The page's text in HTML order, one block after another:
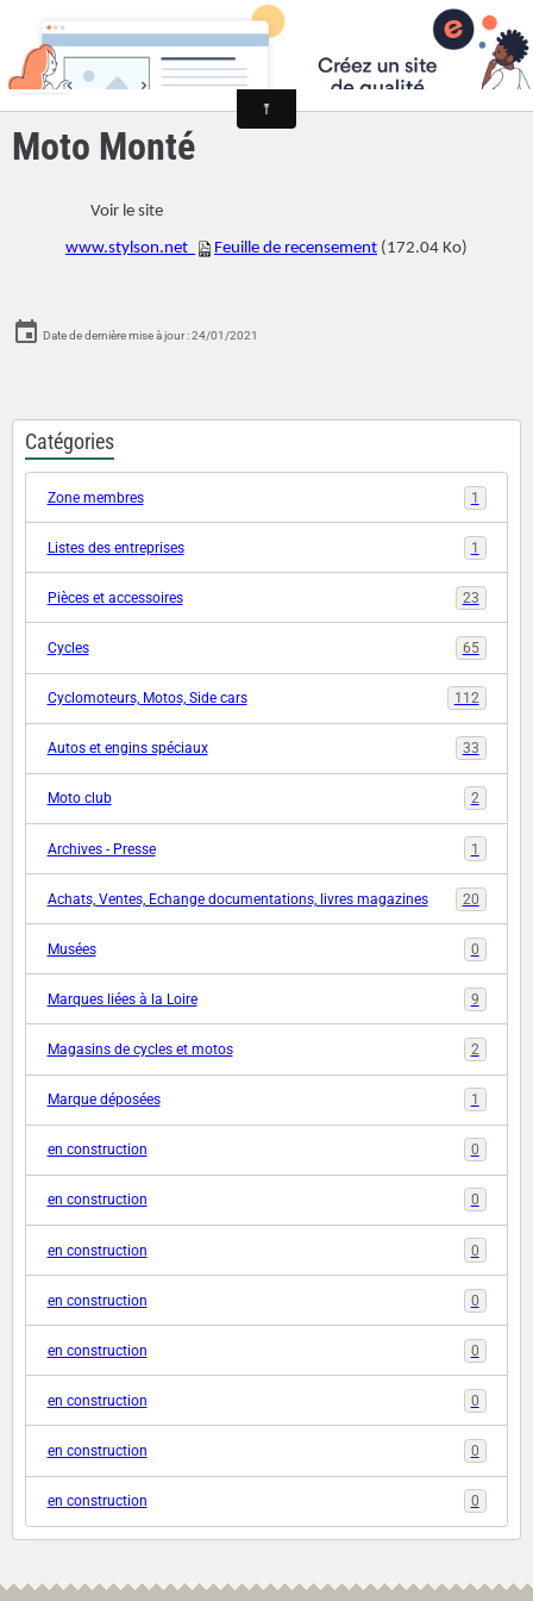
Cyclomoteurs et motos fabriqués dans la Loire
Moto Monté
Voir le site
www.stylson.net Feuille de recensement (172.04 Ko)
Date de dernière mise à jour : 24/01/2021
Catégories
Zone membres 1
Listes des entreprises 1
Pièces et accessoires 23
Cycles 65
Cyclomoteurs, Motos, Side cars 112
Autos et engins spéciaux 33
Moto club 2
Archives - Presse 1
Achats, Ventes, Echange documentations, livres magazines 20
Musées 0
Marques liées à la Loire 9
Magasins de cycles et motos 2
Marque déposées 1
en construction 0
en construction 0
en construction 0
en construction 0
en construction 0
en construction 0
en construction 0
en construction 0